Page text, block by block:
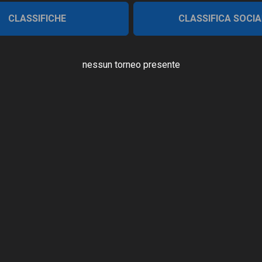
CLASSIFICHE CLASSIFICA
nessun torneo presente